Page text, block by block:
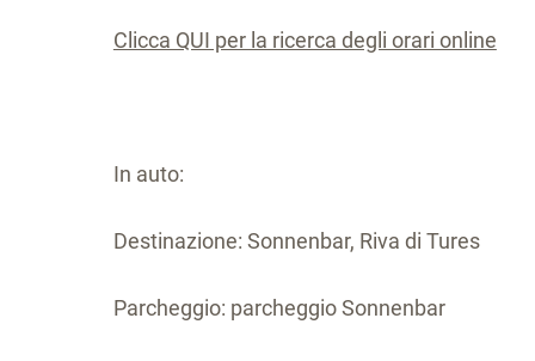
Clicca QUI per la ricerca degli orari online
In auto:
Destinazione: Sonnenbar, Riva di Tures
Parcheggio: parcheggio Sonnenbar